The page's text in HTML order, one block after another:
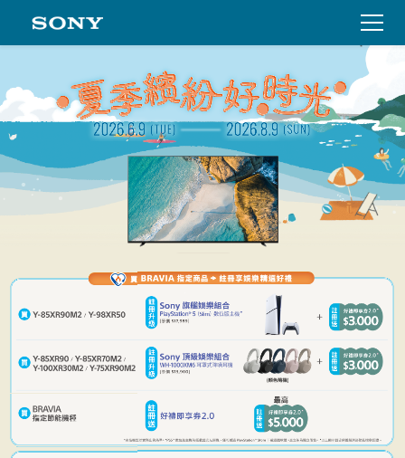
首頁
買就送
註冊送
電子檔下載
立即註冊